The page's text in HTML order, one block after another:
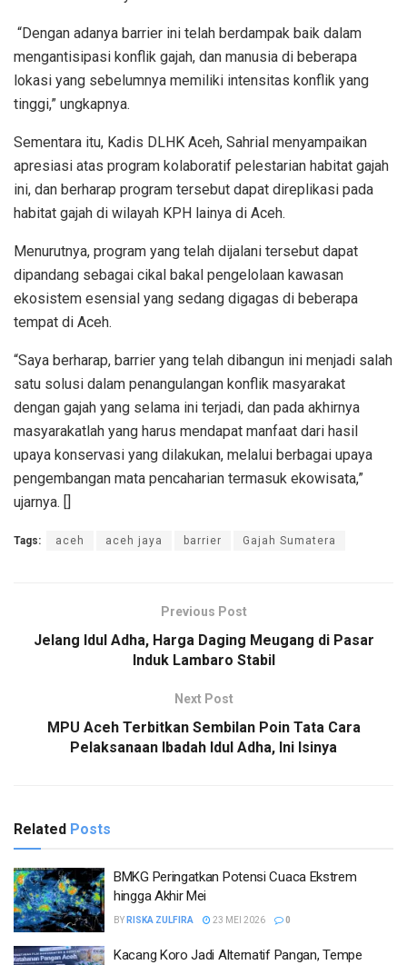
“Dengan adanya barrier ini telah berdampak baik dalam
mengantisipasi konflik gajah, dan manusia di beberapa
lokasi yang sebelumnya memiliki intensitas konflik yang
tinggi,” ungkapnya.
Sementara itu, Kadis DLHK Aceh, Sahrial menyampaikan
apresiasi atas program kolaboratif pelestarian habitat gajah
ini, dan berharap program tersebut dapat direplikasi pada
habitat gajah di wilayah KPH lainya di Aceh.
Menurutnya, program yang telah dijalani tersebut dapat
dipandang sebagai cikal bakal pengelolaan kawasan
ekosistem esensial yang sedang digagas di beberapa
tempat di Aceh.
“Saya berharap, barrier yang telah dibangun ini menjadi salah
satu solusi dalam penangulangan konflik masyarakat
dengan gajah yang selama ini terjadi, dan pada akhirnya
masyarakatlah yang harus mendapat manfaat dari hasil
upaya konservasi yang dilakukan, melalui berbagai upaya
pengembangan mata pencaharian termasuk ekowisata,”
ujarnya. []
Tags: aceh aceh jaya barrier Gajah Sumatera
Previous Post
Jelang Idul Adha, Harga Daging Meugang di Pasar
Induk Lambaro Stabil
Next Post
MPU Aceh Terbitkan Sembilan Poin Tata Cara
Pelaksanaan Ibadah Idul Adha, Ini Isinya
Related Posts
BMKG Peringatkan Potensi Cuaca Ekstrem
hingga Akhir Mei
BY RISKA ZULFIRA 23 MEI 2026 0
Kacang Koro Jadi Alternatif Pangan, Tempe